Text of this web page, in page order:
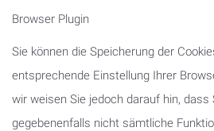
Browser Plugin
Sie können die Speicherung der
entsprechende Einstellung Ihrer
wir weisen Sie jedoch darauf hin, dass
gegebenenfalls nicht sämtliche